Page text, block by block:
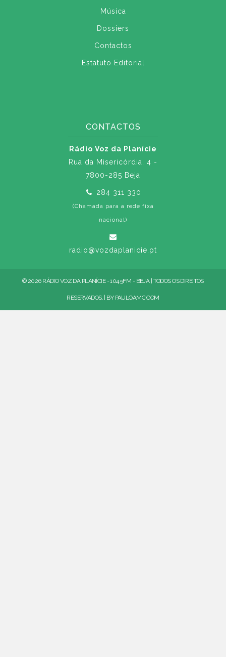
Música
Dossiers
Contactos
Estatuto Editorial
CONTACTOS
Rádio Voz da Planície
Rua da Misericórdia, 4 -
7800-285 Beja
284 311 330
(Chamada para a rede fixa
nacional)
radio@vozdaplanicie.pt
© 2026 RÁDIO VOZ DA PLANÍCIE - 104.5FM - BEJA | TODOS OS DIREITOS
RESERVADOS. | BY PAULOAMC.COM